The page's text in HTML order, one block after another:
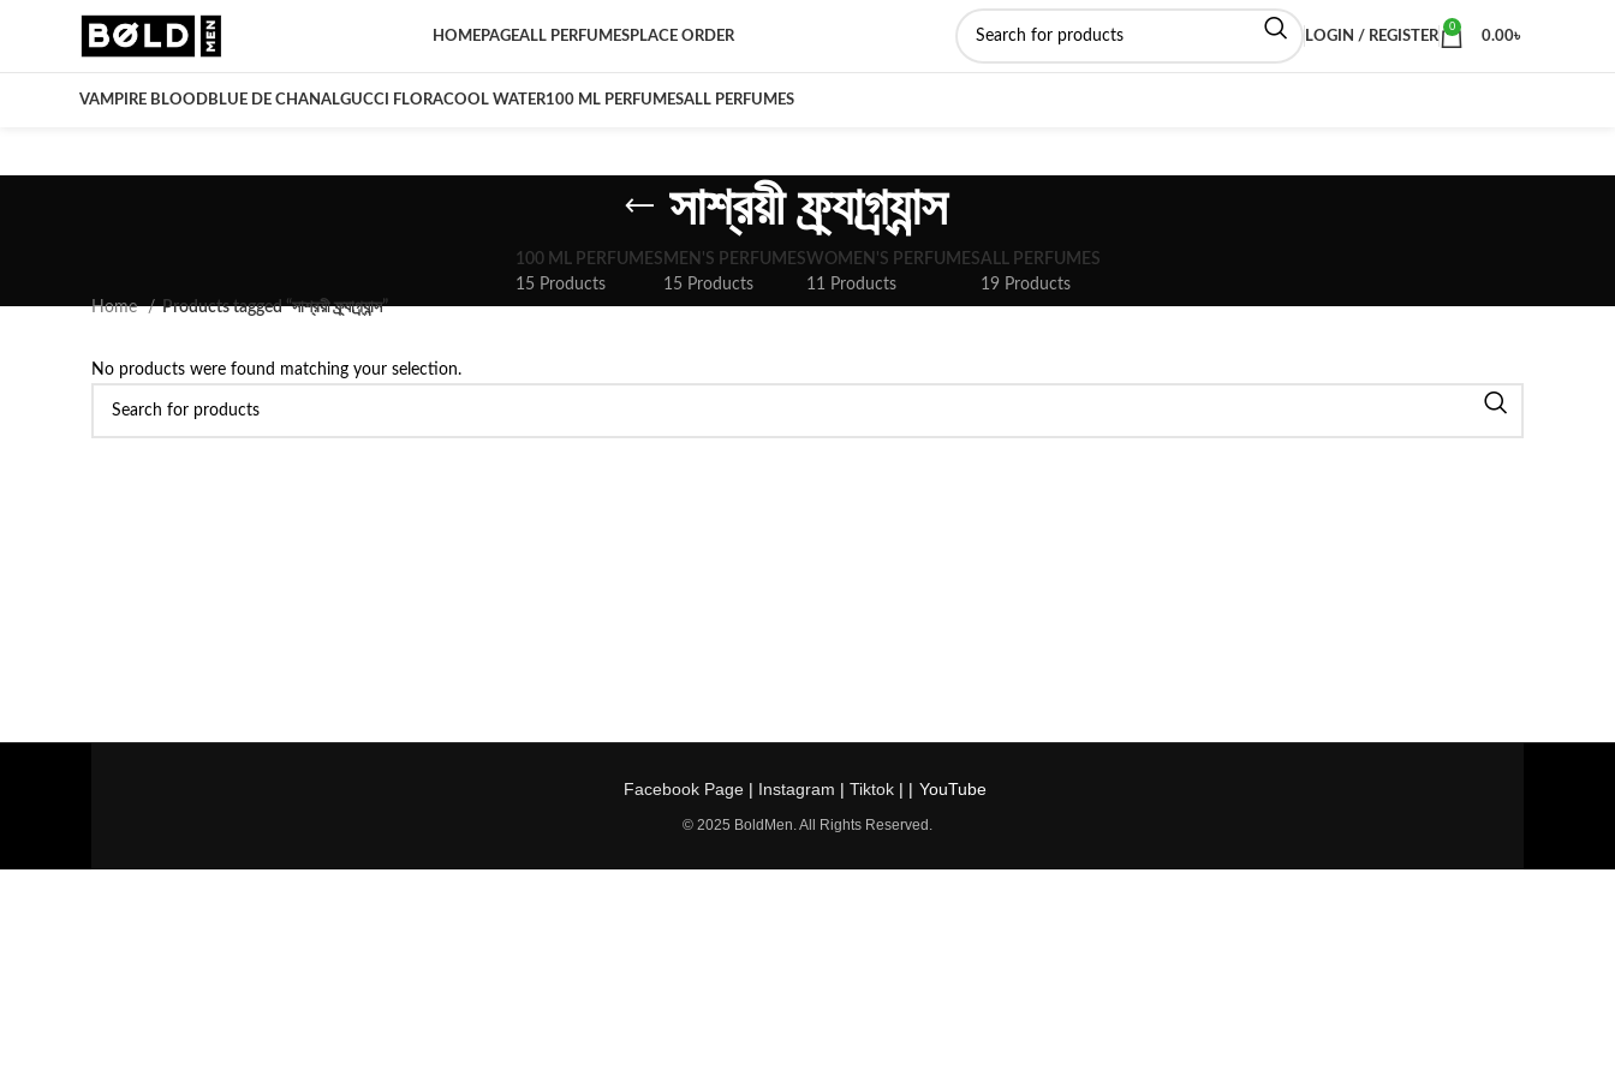
HOMEPAGEALL PERFUMESPLACE ORDER LOGIN / REGISTER
0
0.00৳
VAMPIRE BLOODBLUE DE CHANALGUCCI FLORACOOL WATER100 ML PERFUMESALL PERFUMES
সাশ্রয়ী ফ্র্যাগ্র্যান্স
100 ML PERFUMES
15 Products
MEN'S PERFUMES
15 Products
WOMEN'S PERFUMES
11 Products
ALL PERFUMES
19 Products
Home
Products tagged “সাশ্রয়ী ফ্র্যাগ্র্যান্স”
No products were found matching your selection.
Facebook Page| Instagram | Tiktok| | YouTube
© 2025 BoldMen. All Rights Reserved.